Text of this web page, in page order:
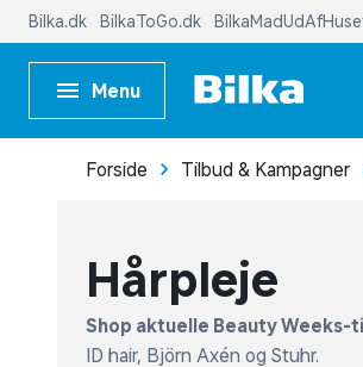
Menu
Forside Tilbud & Kampagner
Hårpleje
Shop aktuelle Beauty Weeks-
ID hair, Björn Axén og Stuhr.